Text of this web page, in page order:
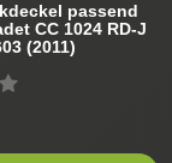
passend
CC 1024 RD-J
(2011)